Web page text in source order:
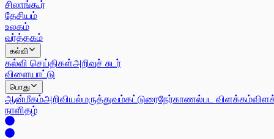
சிலாங்கூர்
தேசியம்
உலகம்
வர்த்தகம்
கல்வி
கல்வி செய்திகள்அறிவுச் சுடர்
விளையாட்டு
பொது
ஆன்மீகம்அறிவியல்மருத்துவம்கட்டுரைநேர்காணல்பட விளக்கம்
நாளிதழ்